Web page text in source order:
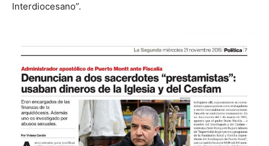
Interdiocesano”.